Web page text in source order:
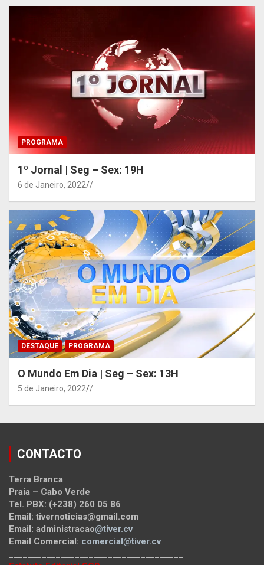
PROGRAMA
1º Jornal | Seg – Sex: 19H
6 de Janeiro, 2022 /
DESTAQUE PROGRAMA
O Mundo Em Dia | Seg – Sex: 13H
5 de Janeiro, 2022 /
CONTACTO
Terra Branca
Praia – Cabo Verde
Tel. PBX: (+238) 260 05 86
Email: tivernoticias@gmail.com
Email: administracao@tiver.cv
Email Comercial: comercial@tiver.cv